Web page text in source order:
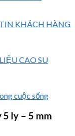
KHÁCH HÀNG
CAO SU
cuộc sống
ly – 5 mm